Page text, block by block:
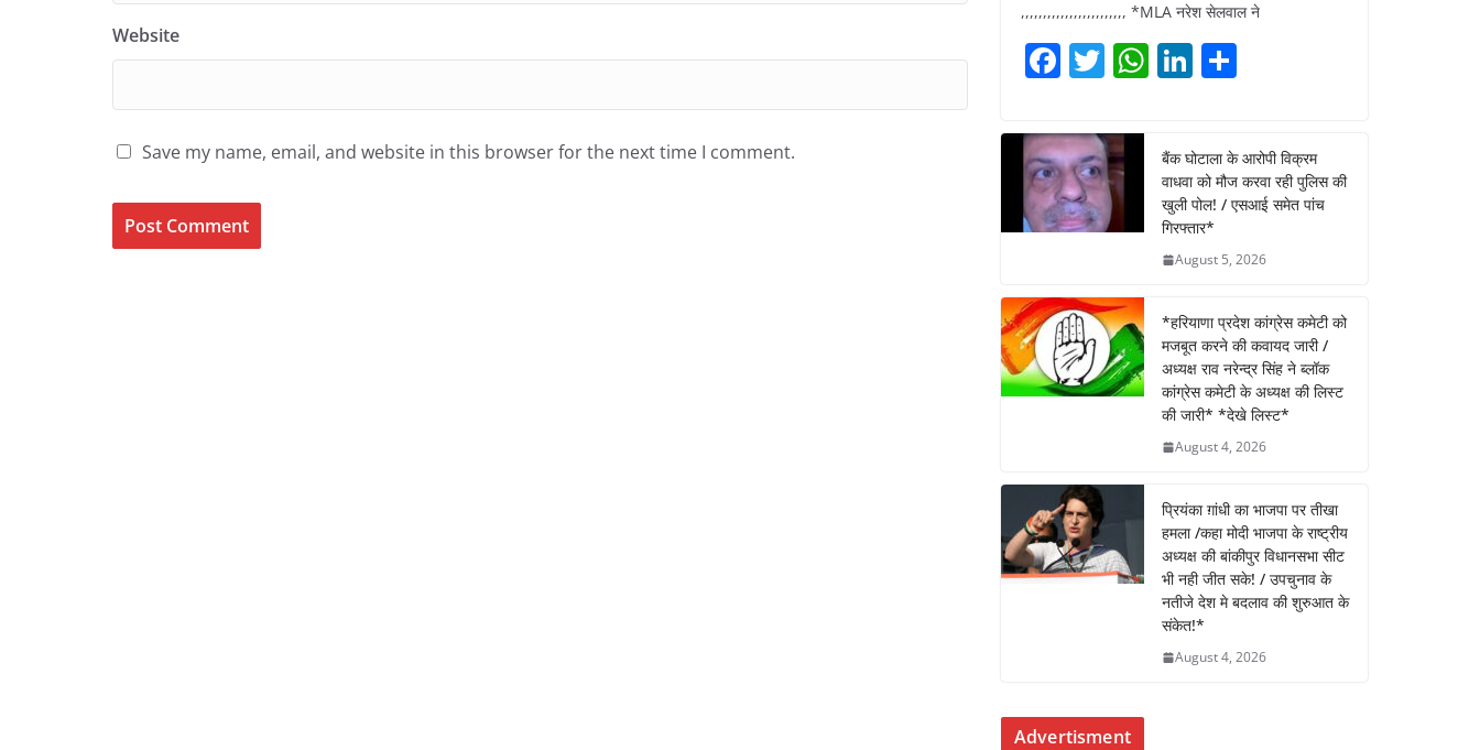
Website
Save my name, email, and website in this browser for the next time I comment.
,,,,,,,,,,,,,,,,,,,,,,,, *MLA नरेश सेलवाल ने
F
c
e
b
o
k
T
itt
er
W
s
A
p
p
Li
e
dI
n
e
बैंक घोटाला के आरोपी विक्रम
वाधवा को मौज करवा रही पुलिस की
खुली पोल! / एसआई समेत पांच
गिरफ्तार*
August 5, 2026
*हरियाणा प्रदेश कांग्रेस कमेटी को
मजबूत करने की कवायद जारी /
अध्यक्ष राव नरेन्द्र सिंह ने ब्लॉक
कांग्रेस कमेटी के अध्यक्ष की लिस्ट
की जारी* *देखे लिस्ट*
August 4, 2026
प्रियंका ग़ांधी का भाजपा पर तीखा
हमला /कहा मोदी भाजपा के राष्ट्रीय
अध्यक्ष की बांकीपुर विधानसभा सीट
भी नही जीत सके! / उपचुनाव के
नतीजे देश मे बदलाव की शुरुआत के
संकेत!*
August 4, 2026
Advertisment